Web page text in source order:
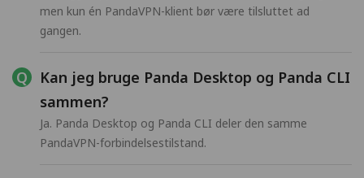
men kun én PandaVPN-klient bør være tilsluttet ad
gangen.
Kan jeg bruge Panda Desktop og Panda CLI
sammen?
Ja. Panda Desktop og Panda CLI deler den samme
PandaVPN-forbindelsestilstand.